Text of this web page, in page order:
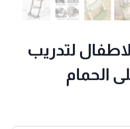
لتدريب
الحمام